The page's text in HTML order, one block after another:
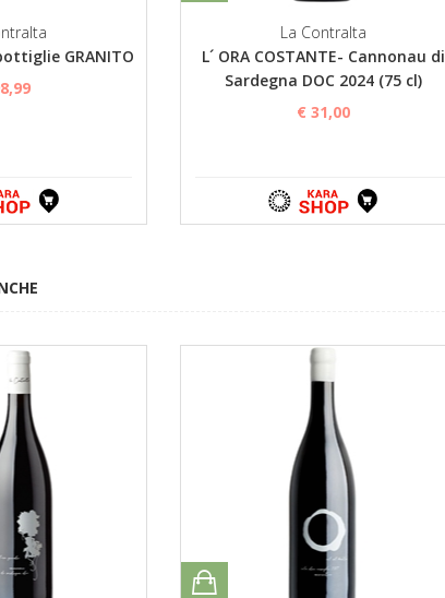
GRANITO
La Contralta
L´ ORA COSTANTE- Cannonau di
Sardegna DOC 2024 (75 cl)
€ 31,00